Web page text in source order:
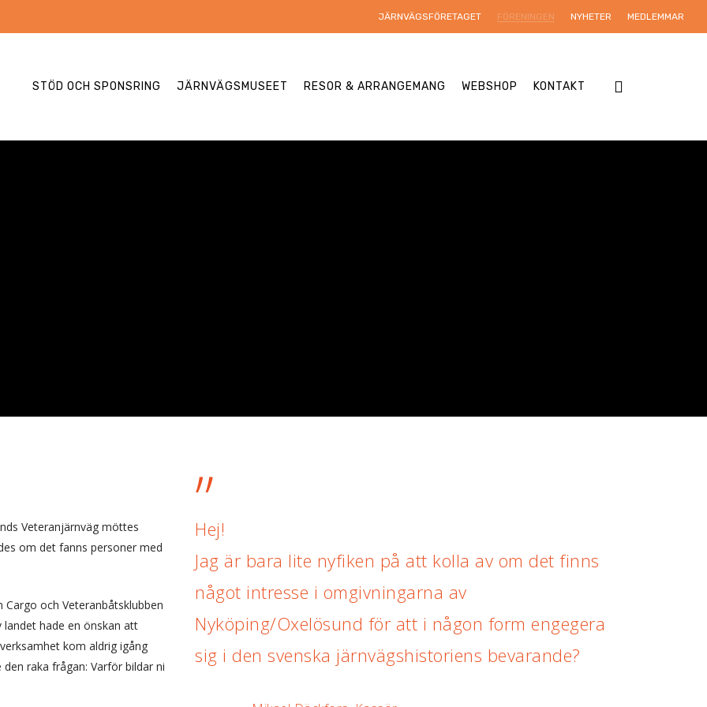
JÄRNVÄGSFÖRETAGET FÖRENINGEN NYHETER MEDLEMMAR
STÖD OCH SPONSRING JÄRNVÄGSMUSEET RESOR & ARRANGEMANG WEBSHOP KONTAKT
Veteranjärnväg möttes
om det fanns personer med
och Veteranbåtsklubben
landet hade en önskan att
kom aldrig igång
raka frågan: Varför bildar ni
”
Hej!
Jag är bara lite nyfiken på att kolla av om det finns
något intresse i omgivningarna av
Nyköping/Oxelösund för att i någon form engegera
sig i den svenska järnvägshistoriens bevarande?